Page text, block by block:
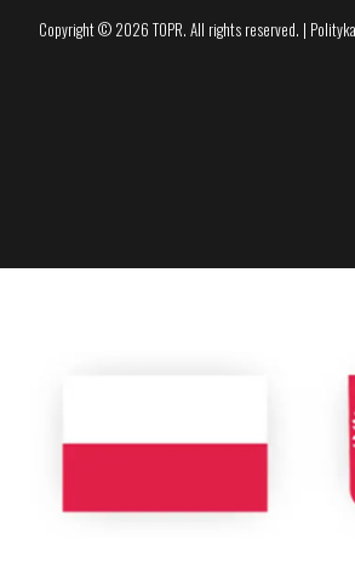
Copyright © 2026 TOPR. All rights reserved. |